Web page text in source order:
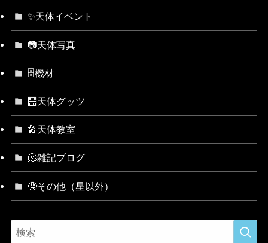
✨天体イベント
📷天体写真
🗄機材
🧮天体グッツ
🎤天体教室
🫠雑記ブログ
🤤その他（星以外）